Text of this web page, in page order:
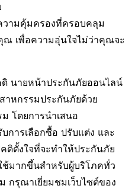
วามคุ้มครองที่ครอบคลุม
ณ เพื่อความอุ่นใจไม่ว่าคุณจะ
ดิ นายหน้าประกันภัยออนไลน์
าหกรรมประกันภัยด้วย
โดยการนำเสนอ
การเลือกซื้อ ปรับแต่ง และ
ดิตั้งใจที่จะทำให้ประกันภัย
ช้มากขึ้นสำหรับผู้บริโภคทั่ว
กรุณาเยี่ยมชมเว็บไซต์ของ